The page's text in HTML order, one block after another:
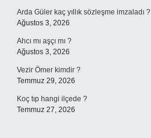
Arda Güler kaç yıllık sözleşme imzaladı ?
Ağustos 3, 2026
Ahcı mı aşçı mı ?
Ağustos 3, 2026
Vezir Ömer kimdir ?
Temmuz 29, 2026
Koç tıp hangi ilçede ?
Temmuz 27, 2026